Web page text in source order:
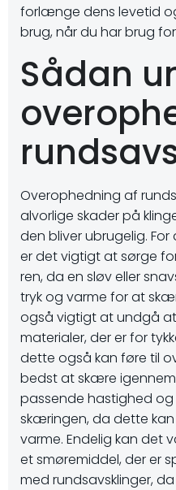
forlænge dens levetid
brug, når du har brug
Sådan
Overophedning af
alvorlige skader på
den bliver ubrugelig.
er det vigtigt at sørge
ren, da en sløv eller
tryk og varme for at
også vigtigt at undgå
materialer, der er for
dette også kan føre til
bedst at skære
passende hastighed
skæringen, da dette
varme. Endelig kan det
et smøremiddel, der er
med rundsavsklinger,